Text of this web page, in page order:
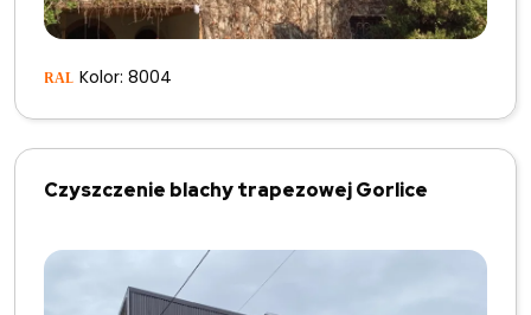
Kolor: 8004
Czyszczenie blachy trapezowej Gorlice